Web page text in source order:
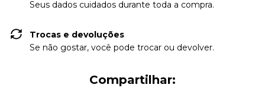
Seus dados cuidados durante toda a compra.
Trocas e devoluções
Se não gostar, você pode trocar ou devolver.
Compartilhar: